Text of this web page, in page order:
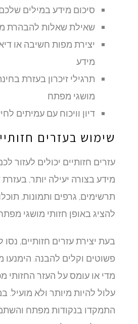
סיכום מידע במילים שלכם
שאילת שאלות להבהרת
יצירת מפות חשיבה או
מידע
תרגילי זיכרון בעזרת
מושגי מפתח
דיון וויכוח עם עמיתים
שימוש בעזרים חזותיים
עזרים חזותיים יכולים לעזור
מידע בצורה יעילה יותר, בעזרת
תרשימים, גרפים ותמונות,
להציג באופן חזותי מושגי מפתח
בעת יצירת עזרים חזותיים, נסו
פשוטים וקלים להבנה. הימנעו
מדי או עומס על העזר החזותי
עלול להיות מיותר ולא מועיל.
התמקדו בנקודות מפתח